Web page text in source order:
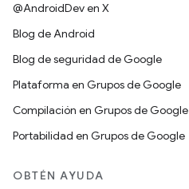
@AndroidDev en X
Blog de Android
Blog de seguridad de Google
Plataforma en Grupos de Google
Compilación en Grupos de Google
Portabilidad en Grupos de Google
OBTÉN AYUDA